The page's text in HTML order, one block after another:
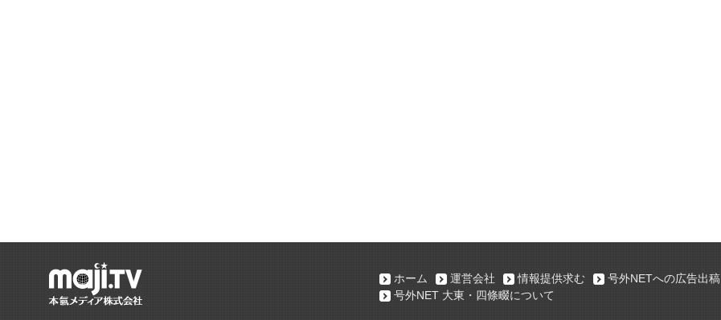
ホーム 運営会社 情報提供求む 号外NETへの広告出稿
号外NET 大東・四條畷について